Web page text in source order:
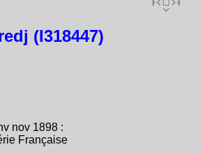
(I318447)
nov 1898 :
Française